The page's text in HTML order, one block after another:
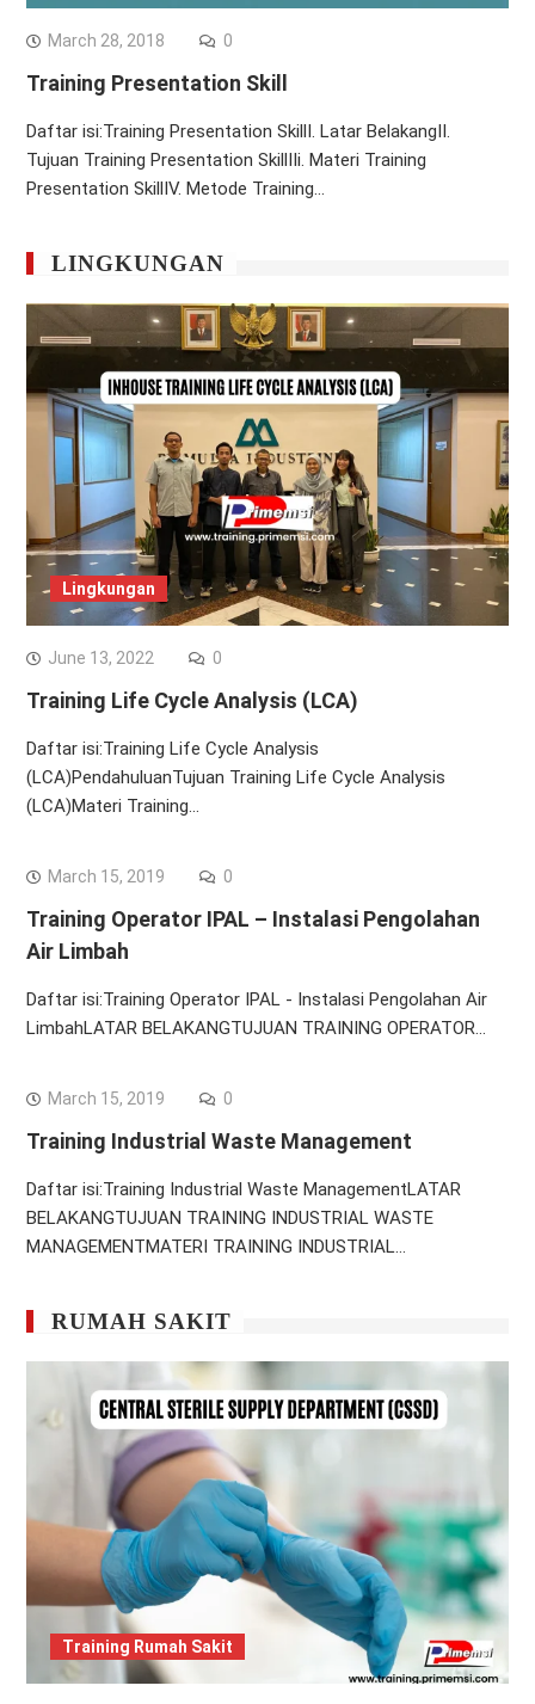
March 28, 2018 0
Training Presentation Skill
Daftar isi:Training Presentation SkillI. Latar BelakangII.
Tujuan Training Presentation SkillIIi. Materi Training
Presentation SkillIV. Metode Training…
LINGKUNGAN
Lingkungan
June 13, 2022 0
Training Life Cycle Analysis (LCA)
Daftar isi:Training Life Cycle Analysis
(LCA)PendahuluanTujuan Training Life Cycle Analysis
(LCA)Materi Training…
March 15, 2019 0
Training Operator IPAL – Instalasi Pengolahan
Air Limbah
Daftar isi:Training Operator IPAL - Instalasi Pengolahan Air
LimbahLATAR BELAKANGTUJUAN TRAINING OPERATOR…
March 15, 2019 0
Training Industrial Waste Management
Daftar isi:Training Industrial Waste ManagementLATAR
BELAKANGTUJUAN TRAINING INDUSTRIAL WASTE
MANAGEMENTMATERI TRAINING INDUSTRIAL…
RUMAH SAKIT
Training Rumah Sakit